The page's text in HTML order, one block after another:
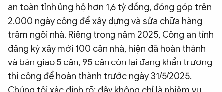
an toàn tỉnh ủng hộ hơn 1,6 tỷ đồng, đóng góp trên
2.000 ngày công để xây dựng và sửa chữa hàng
trăm ngôi nhà. Riêng trong năm 2025, Công an tỉnh
đăng ký xây mới 100 căn nhà, hiện đã hoàn thành
và bàn giao 5 căn, 95 căn còn lại đang khẩn trương
thi công để hoàn thành trước ngày 31/5/2025.